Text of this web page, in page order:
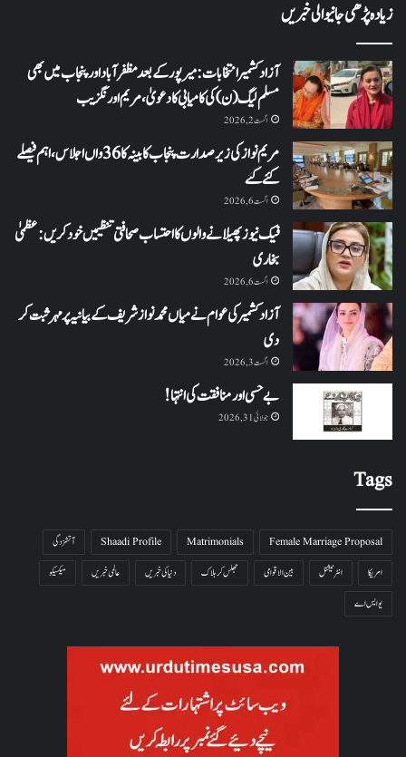
زیادہ پڑھی جانیوالی خبریں
آزاد کشمیر انتخابات: میرپور کے بعد مظفرآباد اور پنجاب میں بھی
مسلم لیگ (ن) کی کامیابی کا دعویٰ، مریم اورنگزیب
اگست 2, 2026
مریم نواز کی زیر صدارت پنجاب کابینہ کا 36واں اجلاس،اہم فیصلے
کئے گئے
اگست 6, 2026
فیک نیوز پھیلانے والوں کا احتساب صحافتی تنظیمیں خود کریں: عظمیٰ
بخاری
اگست 6, 2026
آزاد کشمیر کی عوام نے میاں محمد نواز شریف کے بیانیہ پر مہر ثبت کر
دی
اگست 3, 2026
بے حسی اور منافقت کی انتہا !
جولائی 31, 2026
Tags
Female Marriage Proposal
Matrimonials
Shaadi Profile
آتشزدگی
امریکا
انٹرنیشنل بین الاقوامی جھلس کر ہلاک دنیا کی خبریں عالمی خبریں
میکسیکو
یو ایس اے